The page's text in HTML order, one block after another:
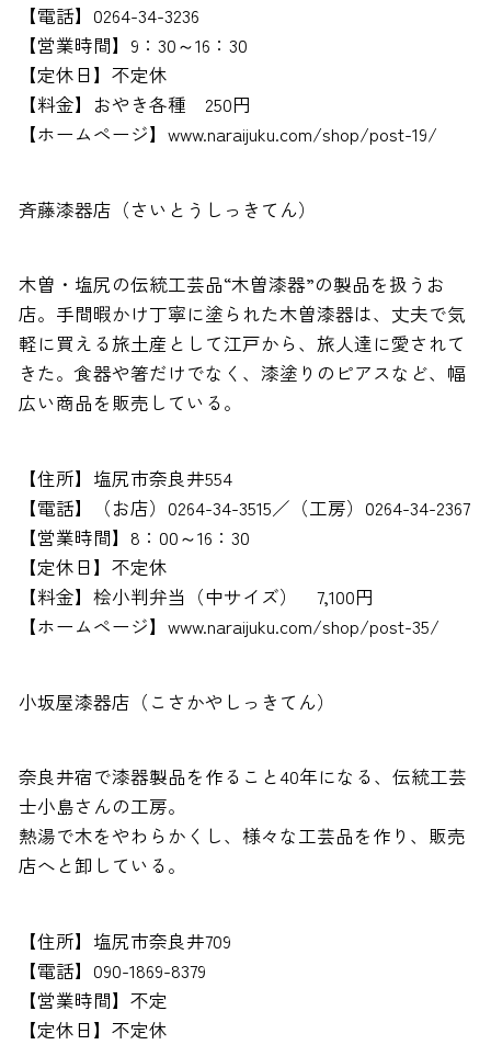
【電話】0264-34-3236
【営業時間】9：30～16：30
【定休日】不定休
【料金】おやき各種 250円
【ホームページ】www.naraijuku.com/shop/post-19/
斉藤漆器店（さいとうしっきてん）
木曽・塩尻の伝統工芸品“木曽漆器”の製品を扱うお
店。手間暇かけ丁寧に塗られた木曽漆器は、丈夫で気
軽に買える旅土産として江戸から、旅人達に愛されて
きた。食器や箸だけでなく、漆塗りのピアスなど、幅
広い商品を販売している。
【住所】塩尻市奈良井554
【電話】（お店）0264-34-3515／（工房）0264-34-2367
【営業時間】8：00～16：30
【定休日】不定休
【料金】桧小判弁当（中サイズ） 7,100円
【ホームページ】www.naraijuku.com/shop/post-35/
小坂屋漆器店（こさかやしっきてん）
奈良井宿で漆器製品を作ること40年になる、伝統工芸
士小島さんの工房。
熱湯で木をやわらかくし、様々な工芸品を作り、販売
店へと卸している。
【住所】塩尻市奈良井709
【電話】090-1869-8379
【営業時間】不定
【定休日】不定休